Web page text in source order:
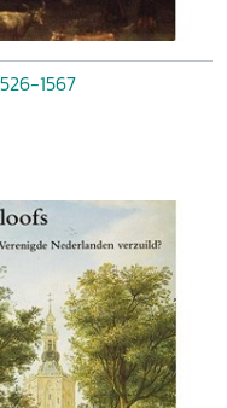
1567